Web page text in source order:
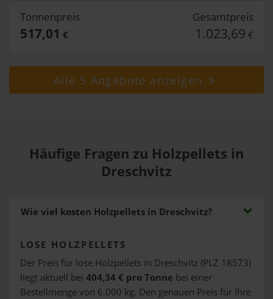
Tonnenpreis
517,01 €
Gesamtpreis
1.023,69 €
Alle 5 Angebote anzeigen
Häufige Fragen zu Holzpellets in
Dreschvitz
Wie viel kosten Holzpellets in Dreschvitz?
LOSE HOLZPELLETS
Der Preis für lose Holzpellets in Dreschvitz (PLZ 18573)
liegt aktuell bei 404,34 € pro Tonne bei einer
Bestellmenge von 6.000 kg. Den genauen Preis für Ihre